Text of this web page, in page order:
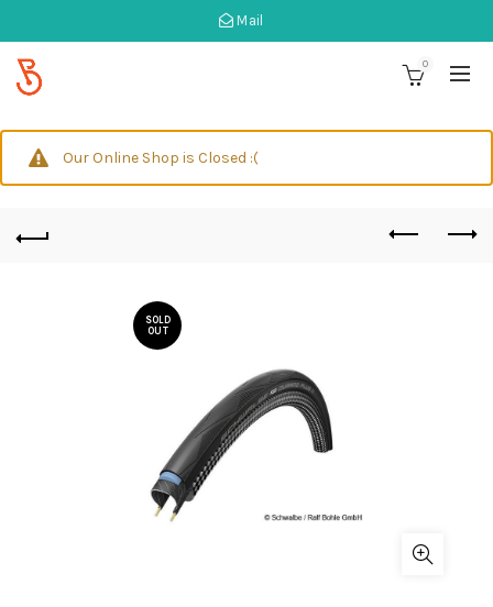
Mail
0
Our Online Shop is Closed :(
SOLD
OUT